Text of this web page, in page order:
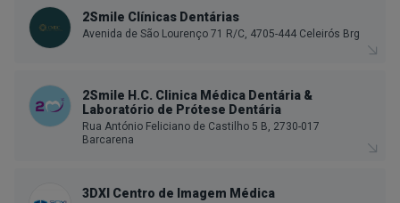
2Smile Clínicas Dentárias
Avenida de São Lourenço 71 R/C, 4705-444 Celeirós Brg
2Smile H.C. Clinica Médica Dentária &
Laboratório de Prótese Dentária
Rua António Feliciano de Castilho 5 B, 2730-017
Barcarena
3DXI Centro de Imagem Médica